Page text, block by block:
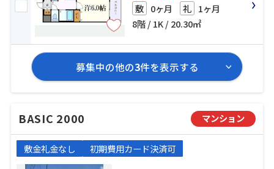
敷 0ヶ月 礼 1ヶ月
8階 / 1K / 20.30㎡
募集中の他の3件を表示する
BASIC 2000 マンション
敷金礼金なし 初期費用カード決済可